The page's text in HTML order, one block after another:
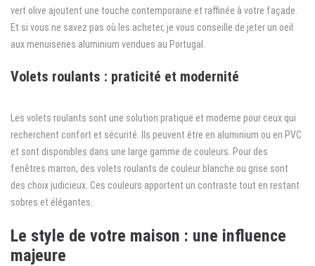
vert olive ajoutent une touche contemporaine et raffinée à votre façade.
Et si vous ne savez pas où les acheter, je vous conseille de jeter un oeil
auxmenuiseries aluminium vendues au Portugal
Volets roulants : praticité et modernité
Les volets roulants sont une solution pratique et moderne pour ceux qui
recherchent confort et sécurité. Ils peuvent être en aluminium ou en PVC
et sont disponibles dans une large gamme de couleurs. Pour des
fenêtres marron, des volets roulants de couleur blanche ou grise sont
des choix judicieux. Ces couleurs apportent un contraste tout en restant
sobres et élégantes.
Le style de votre maison : une influence
majeure